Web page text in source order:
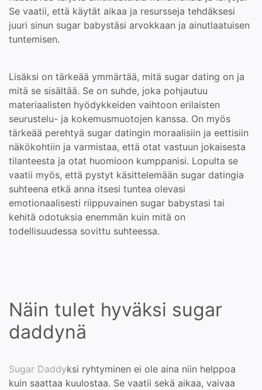
Se vaatii, että käytät aikaa ja resursseja tehdäksesi
juuri sinun sugar babystäsi arvokkaan ja ainutlaatuisen
tuntemisen.
Lisäksi on tärkeää ymmärtää, mitä sugar dating on ja
mitä se sisältää. Se on suhde, joka pohjautuu
materiaalisten hyödykkeiden vaihtoon erilaisten
seurustelu- ja kokemusmuotojen kanssa. On myös
tärkeää perehtyä sugar datingin moraalisiin ja eettisiin
näkökohtiin ja varmistaa, että otat vastuun jokaisesta
tilanteesta ja otat huomioon kumppanisi. Lopulta se
vaatii myös, että pystyt käsittelemään sugar datingia
suhteena etkä anna itsesi tuntea olevasi
emotionaalisesti riippuvainen sugar babystasi tai
kehitä odotuksia enemmän kuin mitä on
todellisuudessa sovittu suhteessa.
Näin tulet hyväksi sugar
daddynä
Sugar Daddyksi ryhtyminen ei ole aina niin helppoa
kuin saattaa kuulostaa. Se vaatii sekä aikaa, vaivaa